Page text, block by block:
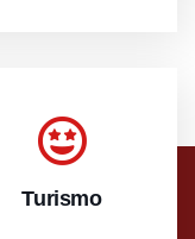
Turismo